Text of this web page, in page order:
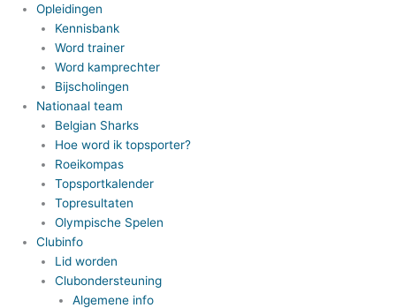
Opleidingen
Kennisbank
Word trainer
Word kamprechter
Bijscholingen
Nationaal team
Belgian Sharks
Hoe word ik topsporter?
Roeikompas
Topsportkalender
Topresultaten
Olympische Spelen
Clubinfo
Lid worden
Clubondersteuning
Algemene info